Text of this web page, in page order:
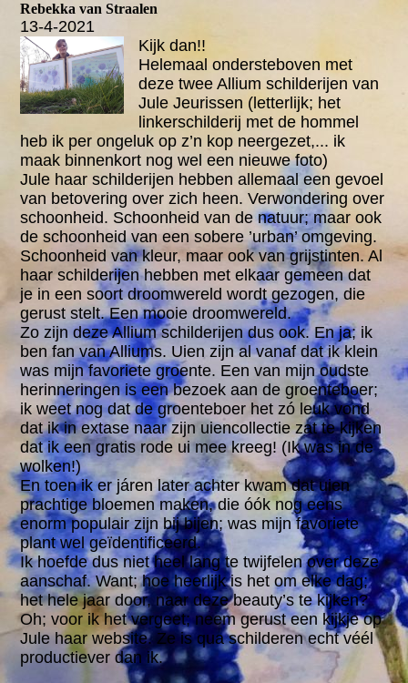
Rebekka van Straalen
13-4-2021
Kijk dan!!
Helemaal ondersteboven met
deze twee Allium schilderijen van
Jule Jeurissen (letterlijk; het
linkerschilderij met de hommel
heb ik per ongeluk op z’n kop neergezet,... ik
maak binnenkort nog wel een nieuwe foto)
Jule haar schilderijen hebben allemaal een gevoel
van betovering over zich heen. Verwondering over
schoonheid. Schoonheid van de natuur; maar ook
de schoonheid van een sobere ’urban’ omgeving.
Schoonheid van kleur, maar ook van grijstinten. Al
haar schilderijen hebben met elkaar gemeen dat
je in een soort droomwereld wordt gezogen, die
gerust stelt. Een mooie droomwereld.
Zo zijn deze Allium schilderijen dus ook. En ja; ik
ben fan van Alliums. Uien zijn al vanaf dat ik klein
was mijn favoriete groente. Een van mijn oudste
herinneringen is een bezoek aan de groenteboer;
ik weet nog dat de groenteboer het zó leuk vond
dat ik in extase naar zijn uiencollectie zat te kijken
dat ik een gratis rode ui mee kreeg! (Ik was in de
wolken!)
En toen ik er járen later achter kwam dat uien
prachtige bloemen maken, die óók nog eens
enorm populair zijn bij bijen; was mijn favoriete
plant wel geïdentificeerd.
Ik hoefde dus niet heel lang te twijfelen over deze
aanschaf. Want; hoe heerlijk is het om elke dag;
het hele jaar door, naar deze beauty’s te kijken?
Oh; voor ik het vergeet; neem gerust een kijkje op
Jule haar website. Ze is qua schilderen echt véél
productiever dan ik.